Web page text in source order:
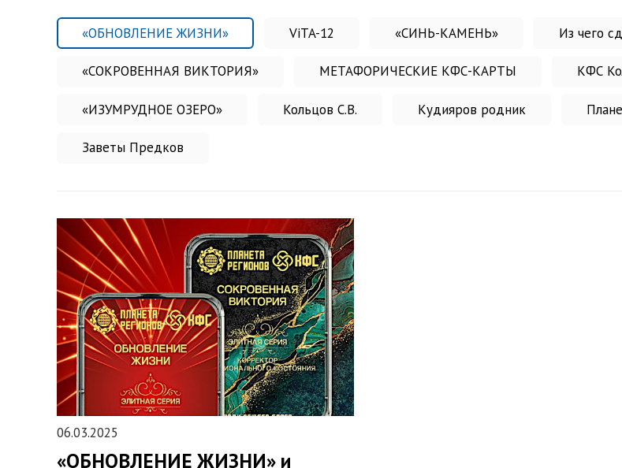
«ОБНОВЛЕНИЕ ЖИЗНИ» ViTA-12 «СИНЬ-КАМЕНЬ» Из чего
«СОКРОВЕННАЯ ВИКТОРИЯ» МЕТАФОРИЧЕСКИЕ КФС-КАРТЫ КФС
«ИЗУМРУДНОЕ ОЗЕРО» Кольцов С.В. Кудияров родник
Заветы Предков
06.03.2025
«ОБНОВЛЕНИЕ ЖИЗНИ» и